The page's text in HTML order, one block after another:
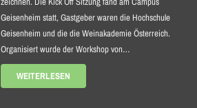
Geisenheim statt, Gastgeber waren die Hochschule
Geisenheim und die die Weinakademie Österreich.
Organisiert wurde der Workshop von…
WEITERLESEN